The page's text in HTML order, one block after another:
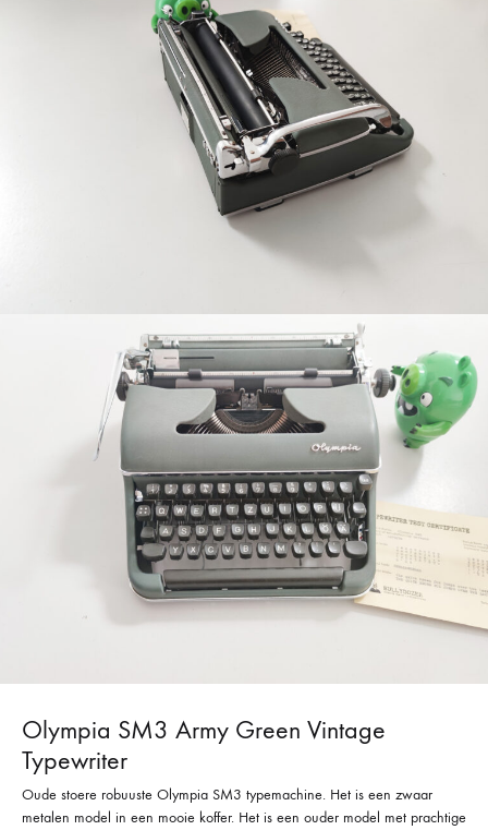
Olympia SM3 Army Green Vintage
Typewriter
Oude stoere robuuste Olympia SM3 typemachine. Het is een zwaar
metalen model in een mooie koffer. Het is een ouder model met prachtige